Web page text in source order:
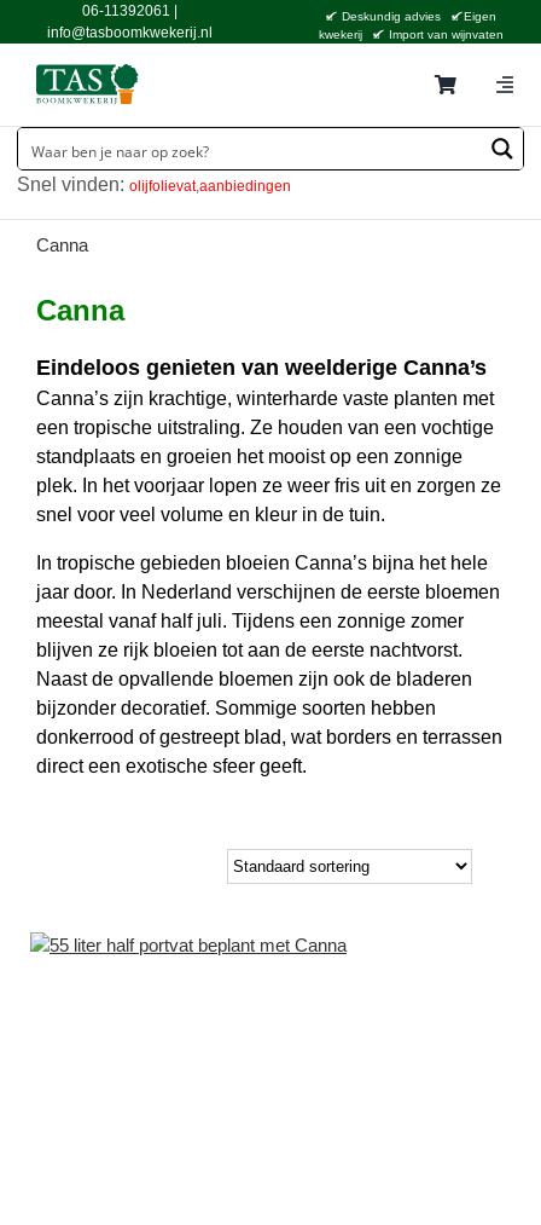
06-11392061
info@tasboomkwekerij.nl
Deskundig advies
Eigen
kwekerij
Import van wijnvaten
Home
Contact en bestellen
Catalogus
Tuincentrum Waddinxveen
Service
Tuinthema’s
Snel vinden:olijfolievat aanbiedingen
Canna
Canna
Eindeloos genieten van weelderige Canna’s
Canna’s zijn krachtige, winterharde vaste planten met
een tropische uitstraling. Ze houden van een vochtige
standplaats en groeien het mooist op een zonnige
plek. In het voorjaar lopen ze weer fris uit en zorgen ze
snel voor veel volume en kleur in de tuin.
In tropische gebieden bloeien Canna’s bijna het hele
jaar door. In Nederland verschijnen de eerste bloemen
meestal vanaf half juli. Tijdens een zonnige zomer
blijven ze rijk bloeien tot aan de eerste nachtvorst.
Naast de opvallende bloemen zijn ook de bladeren
bijzonder decoratief. Sommige soorten hebben
donkerrood of gestreept blad, wat borders en terrassen
direct een exotische sfeer geeft.